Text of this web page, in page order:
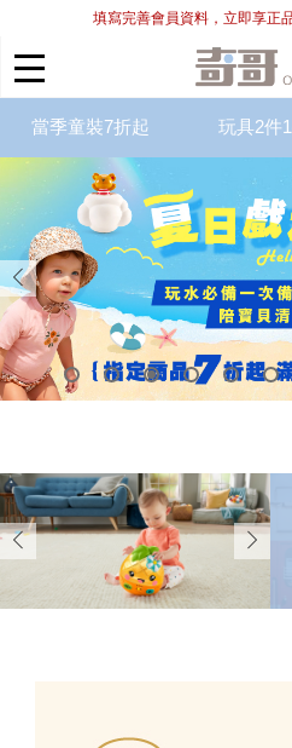
填寫完善會員資料，立即享正
當季童裝7折起 玩具2件